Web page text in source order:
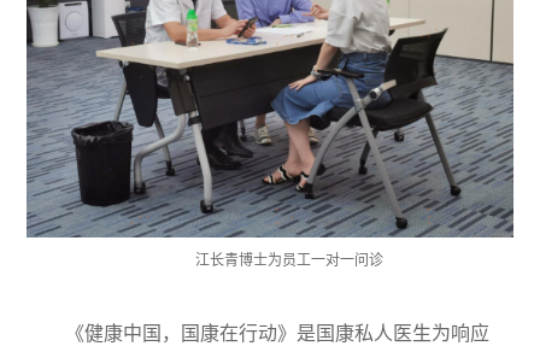
江长青博士为员工一对一问诊
《健康中国，国康在行动》是国康私人医生为响应